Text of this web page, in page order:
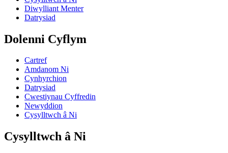
Diwylliant Menter
Datrysiad
Dolenni Cyflym
Cartref
Amdanom Ni
Cynhyrchion
Datrysiad
Cwestiynau Cyffredin
Newyddion
Cysylltwch â Ni
Cysylltwch â Ni